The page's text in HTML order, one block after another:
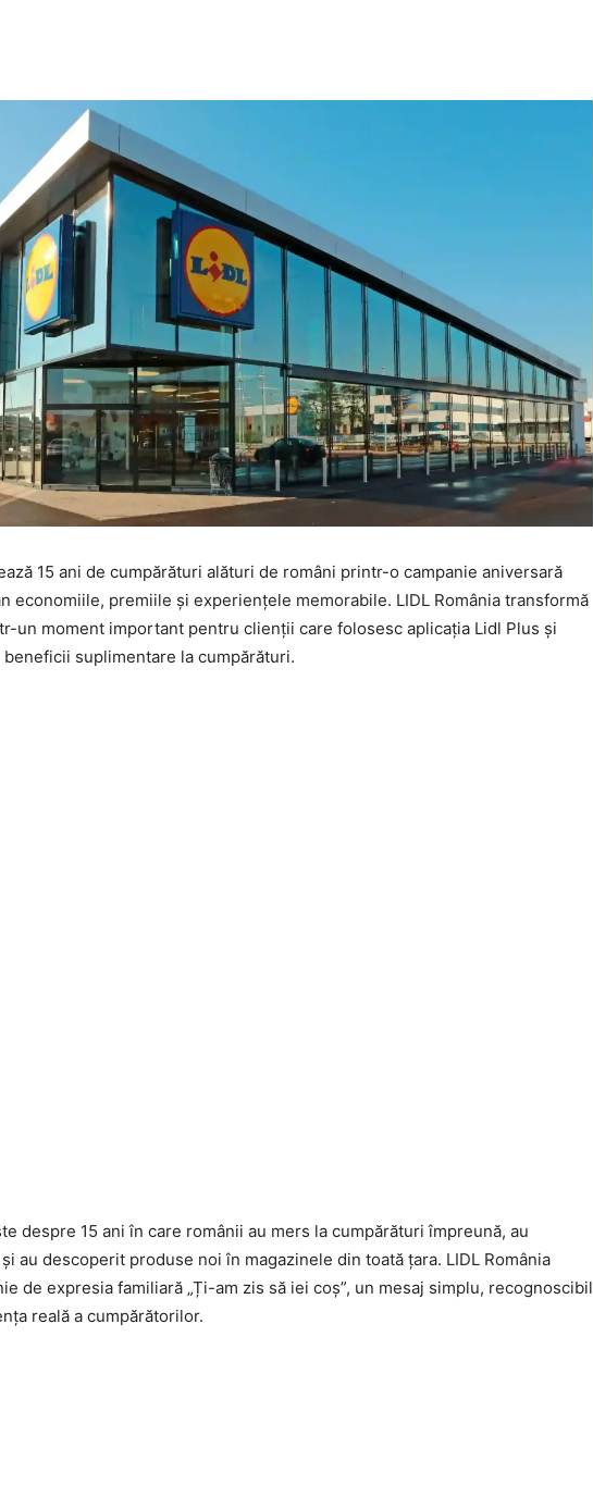
15 ani de cumpărături alături de români printr-o campanie aniversară
economiile, premiile și experiențele memorabile. LIDL România transformă
un moment important pentru clienții care folosesc aplicația Lidl Plus și
suplimentare la cumpărături.
despre 15 ani în care românii au mers la cumpărături împreună, au
au descoperit produse noi în magazinele din toată țara. LIDL România
de expresia familiară „Ți-am zis să iei coș”, un mesaj simplu, recognoscibil
reală a cumpărătorilor.